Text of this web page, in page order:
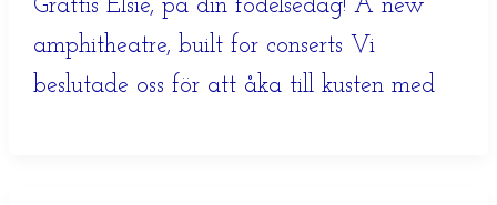
Grattis Elsie, på din födelsedag! A new
amphitheatre, built for conserts Vi
beslutade oss för att åka till kusten med